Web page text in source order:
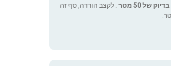
בדיוק של 50 מטר
. לקצב הורדה, סף זה